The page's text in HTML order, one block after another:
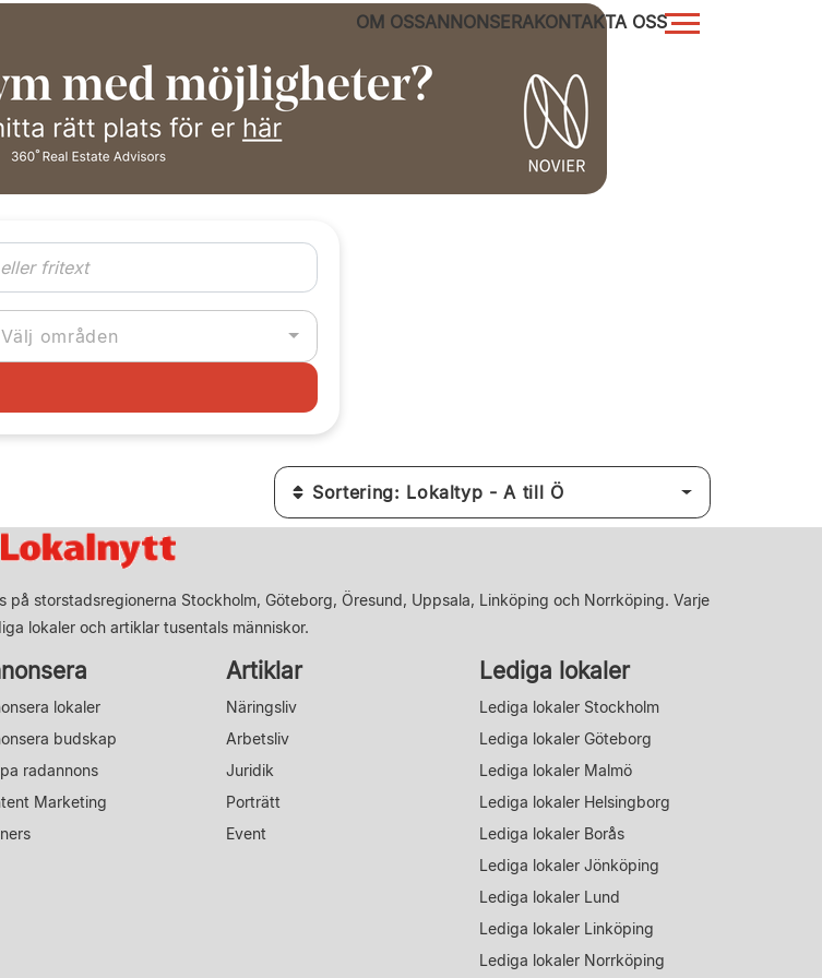
OM OSSANNONSERAKONTAKTA OSS
Välj områden
Sortering: Lokaltyp - A till Ö
storstadsregionerna Stockholm, Göteborg, Öresund, Uppsala, Linköping och Norrköping. Varje
lokaler och artiklar tusentals människor.
lokaler
budskap
radannons
Marketing
Artiklar
Näringsliv
Arbetsliv
Juridik
Porträtt
Event
Lediga lokaler
Lediga lokaler Stockholm
Lediga lokaler Göteborg
Lediga lokaler Malmö
Lediga lokaler Helsingborg
Lediga lokaler Borås
Lediga lokaler Jönköping
Lediga lokaler Lund
Lediga lokaler Linköping
Lediga lokaler Norrköping